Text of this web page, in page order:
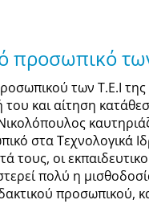
προσωπικό
των Τ.Ε.Ι
και αίτηση
στα Τεχνολογικά
τους, οι
πολύ η
προσωπικού,